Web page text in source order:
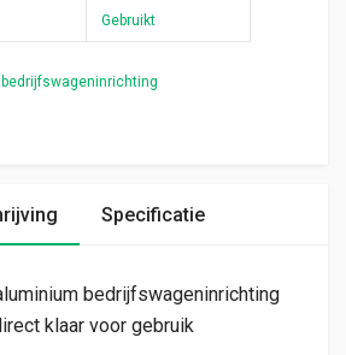
Gebruikt
Specificatie
bedrijfswageninrichting
klaar voor gebruik